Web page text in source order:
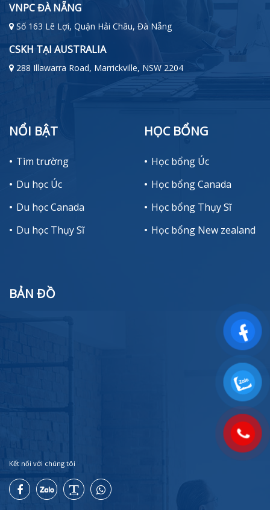
VNPC ĐÀ NẴNG
Số 163 Lê Lợi, Quận Hải Châu, Đà Nẵng
CSKH TẠI AUSTRALIA
288 Illawarra Road, Marrickville, NSW 2204
NỔI BẬT
Tìm trường
Du học Úc
Du học Canada
Du học Thụy Sĩ
HỌC BỔNG
Học bổng Úc
Học bổng Canada
Học bổng Thụy Sĩ
Học bổng New zealand
BẢN ĐỒ
Kết nối với chúng tôi